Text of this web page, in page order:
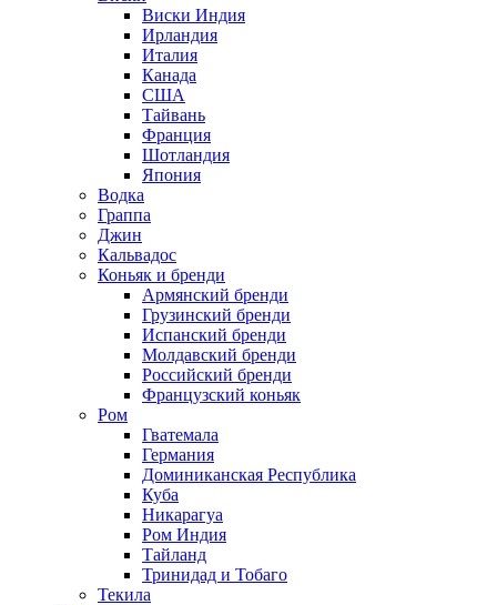
Виски Индия
Ирландия
Италия
Канада
США
Тайвань
Франция
Шотландия
Япония
Водка
Граппа
Джин
Кальвадос
Коньяк и бренди
Армянский бренди
Грузинский бренди
Испанский бренди
Молдавский бренди
Российский бренди
Французский коньяк
Ром
Гватемала
Германия
Доминиканская Республика
Куба
Никарагуа
Ром Индия
Тайланд
Тринидад и Тобаго
Текила